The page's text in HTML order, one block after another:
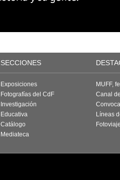
SECCIONES
Exposiciones
Fotografías del CdF
Investigación
Educativa
Catálogo
Mediateca
MUFF,
Canal
Líneas